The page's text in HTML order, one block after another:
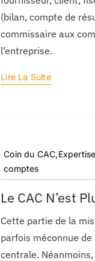
(bilan, compte de
commissaire aux
l’entreprise.
Lire La Suite
Coin du
comptes
Le CAC N’est
Cette partie de la
parfois méconnue
centrale.